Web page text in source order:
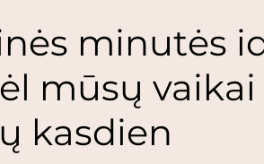
minutės
mūsų vaikai
kasdien